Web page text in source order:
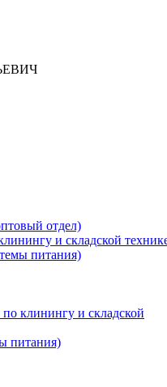
отдел)
и складской
питания)
клинингу и складской
питания)